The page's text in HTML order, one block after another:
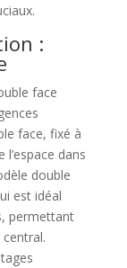
:
face
face, fixé à
dans
double
est idéal
permettant